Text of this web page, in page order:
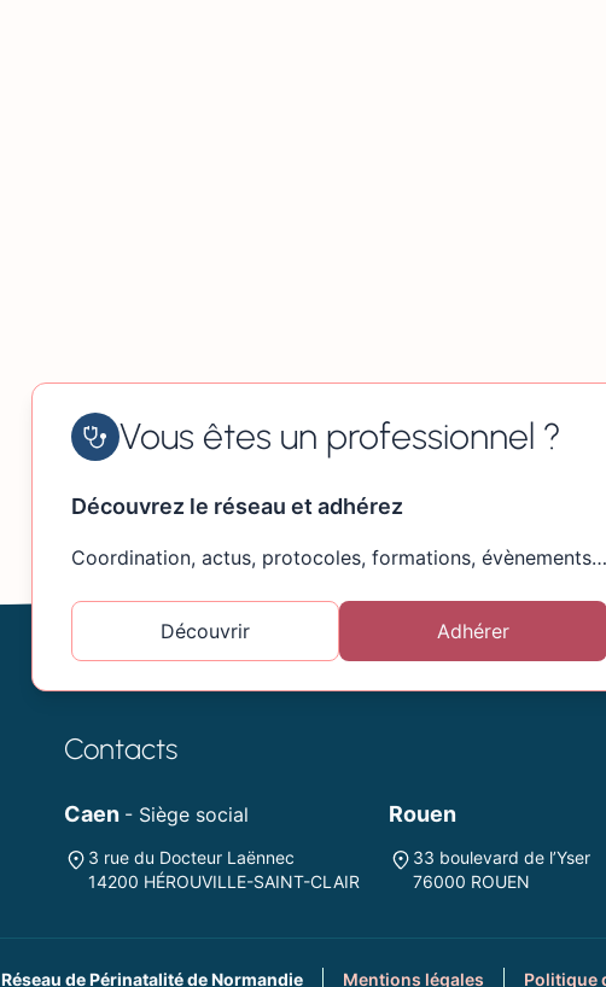
Vous êtes un professionnel ?
Découvrez le réseau et adhérez
Coordination, actus, protocoles, formations, évènements…
Découvrir Adhérer
Contacts
Caen - Siège social
3 rue du Docteur Laënnec
14200 HÉROUVILLE-SAINT-CLAIR
Rouen
33 boulevard de l’Yser
76000 ROUEN
Réseau de Périnatalité de Normandie Mentions légales Politique